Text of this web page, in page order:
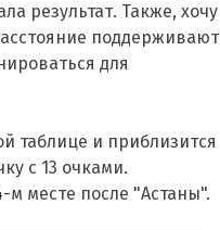
результат. Также, хочу
поддерживают
для
таблице и приблизится
с 13 очками.
месте после "Астаны".